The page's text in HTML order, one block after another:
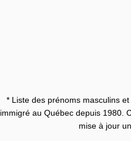
* Liste des prénoms masculins
immigré au Québec depuis 1980.
mise à jour